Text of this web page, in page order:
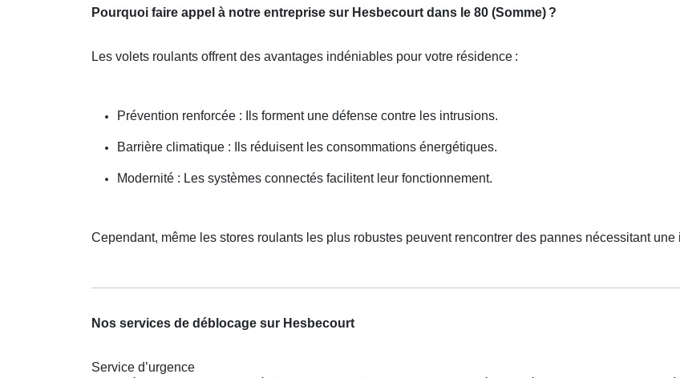
Pourquoi faire appel à notre entreprise sur Hesbecourt dans le 80 (Somme) ?
Les volets roulants offrent des avantages indéniables pour votre résidence :
Prévention renforcée : Ils forment une défense contre les intrusions.
Barrière climatique : Ils réduisent les consommations énergétiques.
Modernité : Les systèmes connectés facilitent leur fonctionnement.
Cependant, même les stores roulants les plus robustes peuvent rencontrer des pannes nécessitant
Nos services de déblocage sur Hesbecourt
Service d’urgence